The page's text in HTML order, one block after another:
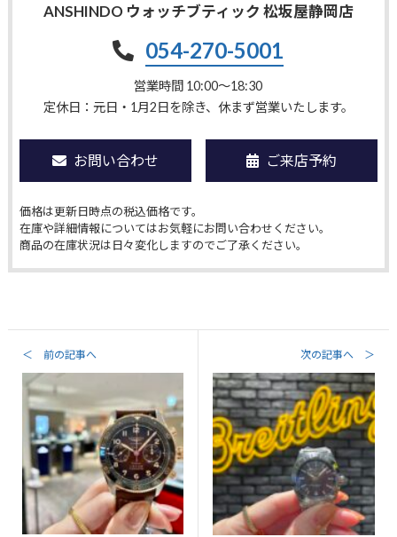
ANSHINDO ウォッチブティック 松坂屋静岡店
054-270-5001
営業時間 10:00〜18:30
定休日：元日・1月2日を除き、休まず営業いたします。
お問い合わせ ご来店予約
価格は更新日時点の税込価格です。
在庫や詳細情報についてはお気軽にお問い合わせください。
商品の在庫状況は日々変化しますのでご了承ください。
＜ 前の記事へ 次の記事へ ＞